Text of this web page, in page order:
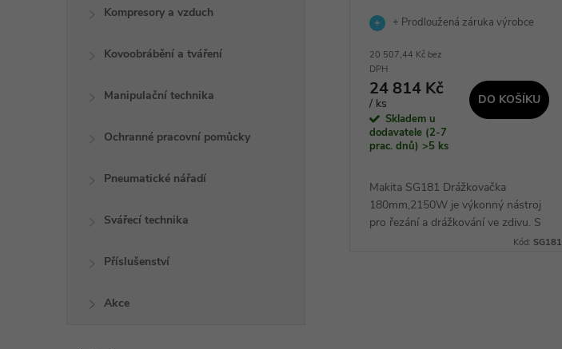
Kompresory a vzduch
Kovoobrábění a tváření
Manipulační technika
Ochranné pracovní pomůcky
Pneumatické nářadí
Svářecí technika
Příslušenství
Akce
+ Prodloužená záruka výrobce
20 507,44 Kč bez
DPH
24 814 Kč
/ ks
Skladem u
dodavatele (2-7
prac. dnů) >5 ks
DO KOŠÍKU
Makita SG181 Drážkovačka
180mm,2150W je výkonný nástroj
pro řezání a drážkování ve zdivu. S
elektronickou kontrolou otáček a
Kód: SG181